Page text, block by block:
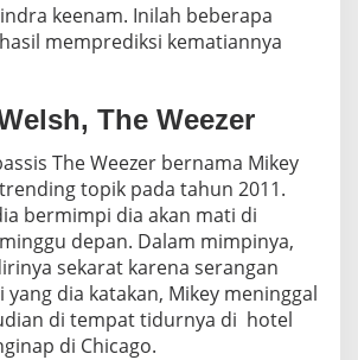
keenam. Inilah beberapa
memprediksi kematiannya
The Weezer
The Weezer bernama Mikey
topik pada tahun 2011.
bermimpi dia akan mati di
depan. Dalam mimpinya,
sekarat karena serangan
yang dia katakan, Mikey meninggal
di tempat tidurnya di hotel
di Chicago.